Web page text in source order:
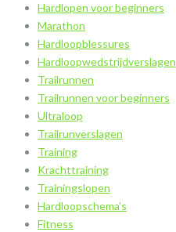
Hardlopen voor beginners
Marathon
Hardloopblessures
Hardloopwedstrijdverslagen
Trailrunnen
Trailrunnen voor beginners
Ultraloop
Trailrunverslagen
Training
Krachttraining
Trainingslopen
Hardloopschema’s
Fitness